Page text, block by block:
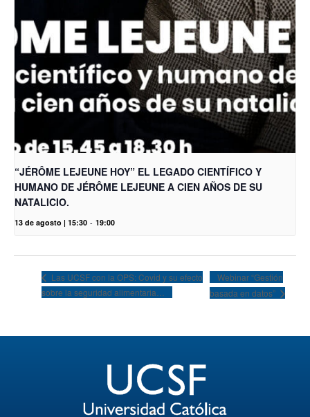
“JÉRÔME LEJEUNE HOY” EL LEGADO CIENTÍFICO Y
HUMANO DE JÉRÔME LEJEUNE A CIEN AÑOS DE SU
NATALICIO.
13 de agosto | 15:30 - 19:00
Las UCSF con la OPS: Covid y su efecto
sobre la seguridad alimentaria…
Webinar “Gestión
basada en datos”